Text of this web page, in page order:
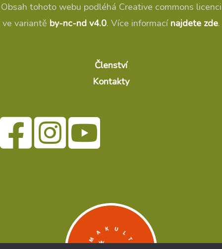
Obsah tohoto webu podléhá Creative commons licenci
ve variantě by-nc-nd v4.0. Více informací najdete zde.
Členství
Kontakty